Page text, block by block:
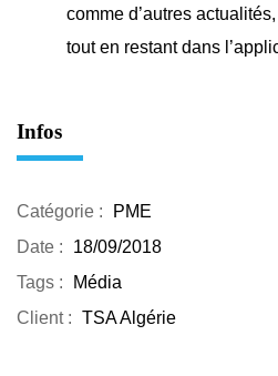
comme d’autres
tout en restant dans
Infos
Catégorie :
PME
Date :
18/09/2018
Tags :
Média
Client : TSA Algérie